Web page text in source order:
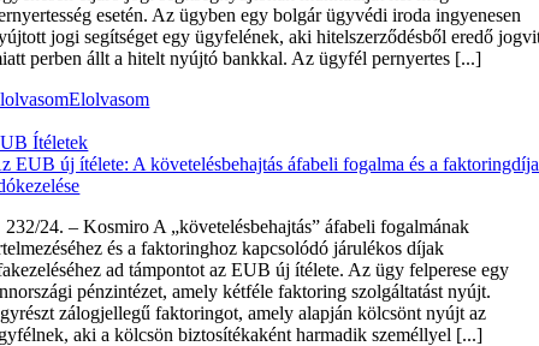
esetén. Az ügyben egy bolgár ügyvédi iroda ingyenesen
jogi segítséget egy ügyfelének, aki hitelszerződésből eredő
perben állt a hitelt nyújtó bankkal. Az ügyfél pernyertes [...]
Elolvasom
Ítéletek
EUB új ítélete: A követelésbehajtás áfabeli fogalma és a
232/24. – Kosmiro A „követelésbehajtás” áfabeli fogalmának
és a faktoringhoz kapcsolódó járulékos díjak
ad támpontot az EUB új ítélete. Az ügy felperese egy
pénzintézet, amely kétféle faktoring szolgáltatást nyújt.
zálogjellegű faktoringot, amely alapján kölcsönt nyújt az
aki a kölcsön biztosítékaként harmadik személlyel [...]